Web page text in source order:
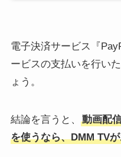
電子決済サービス『
ービスの支払いを行い
ょう。
結論を言うと、
動画配
を使うなら、DMM TV